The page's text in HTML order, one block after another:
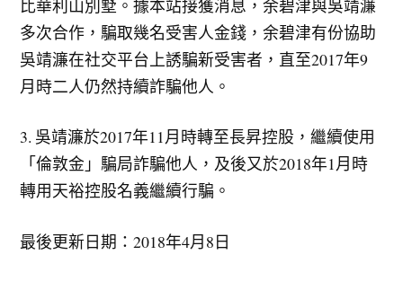
比華利山別墅。據本站接獲消息，余碧津與吳靖濂
多次合作，騙取幾名受害人金錢，余碧津有份協助
吳靖濂在社交平台上誘騙新受害者，直至2017年9
月時二人仍然持續詐騙他人。
3. 吳靖濂於2017年11月時轉至長昇控股，繼續使用
「倫敦金」騙局詐騙他人，及後又於2018年1月時
轉用天裕控股名義繼續行騙。
最後更新日期：2018年4月8日